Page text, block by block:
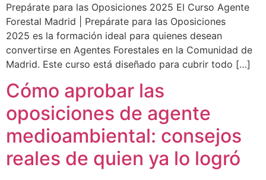
Prepárate para las Oposiciones 2025 El Curso Agente
Forestal Madrid | Prepárate para las Oposiciones
2025 es la formación ideal para quienes desean
convertirse en Agentes Forestales en la Comunidad de
Madrid. Este curso está diseñado para cubrir todo […]
Cómo aprobar las
oposiciones de agente
medioambiental: consejos
reales de quien ya lo logró